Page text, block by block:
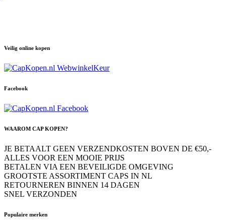
Veilig online kopen
Facebook
WAAROM CAP KOPEN?
JE BETAALT GEEN VERZENDKOSTEN BOVEN DE €50,-
ALLES VOOR EEN MOOIE PRIJS
BETALEN VIA EEN BEVEILIGDE OMGEVING
GROOTSTE ASSORTIMENT CAPS IN NL
RETOURNEREN BINNEN 14 DAGEN
SNEL VERZONDEN
Populaire merken